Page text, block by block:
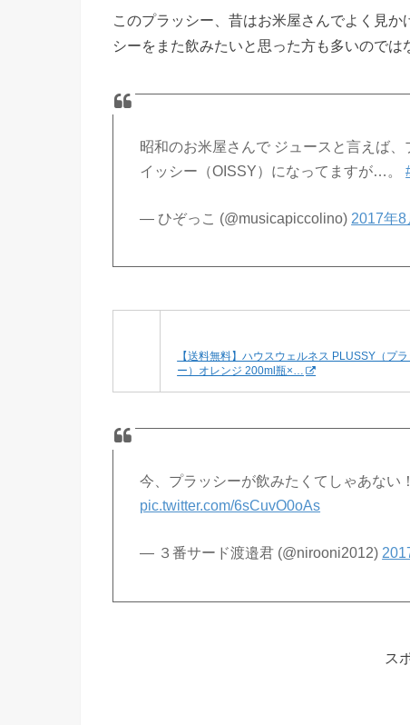
このプラッシー、昔はお米屋さんでよく見
シーをまた飲みたいと思った方も多いのでは
昭和のお米屋さんで ジュースと言えば
イッシー（OISSY）になってますが…。
— ひぞっこ (@musicapiccolino) 2017年8
【送料無料】ハウスウェルネス PLUSSY（プ
ー）オレンジ 200ml瓶×…
今、プラッシーが飲みたくてしゃあない
pic.twitter.com/6sCuvO0oAs
— ３番サード渡邉君 (@nirooni2012)
ス